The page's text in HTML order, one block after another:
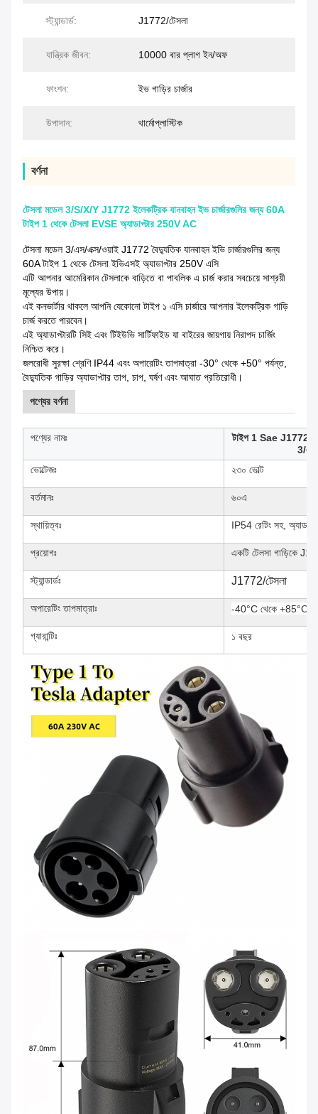
স্ট্যান্ডার্ড: J1772/টেসলা
যান্ত্রিক জীবন: 10000 বার প্লাগ ইন/অফ
ফাংশন: ইভ গাড়ির চার্জার
উপাদান: থার্মোপ্লাস্টিক
বর্ণনা
টেসলা মডেল 3/S/X/Y J1772 ইলেকট্রিক যানবাহন ইভ চার্জারগুলির জন্য 60A
টাইপ 1 থেকে টেসলা EVSE অ্যাডাপ্টার 250V AC
টেসলা মডেল 3/এস/এক্স/ওয়াই J1772 বৈদ্যুতিক যানবাহন ইভি চার্জারগুলির জন্য
60A টাইপ 1 থেকে টেসলা ইভিএসই অ্যাডাপ্টার 250V এসি
এটি আপনার আমেরিকান টেসলাকে বাড়িতে বা পাবলিক এ চার্জ করার সবচেয়ে সাশ্রয়ী
মূল্যের উপায়।
এই কনভার্টার থাকলে আপনি যেকোনো টাইপ ১ এসি চার্জারে আপনার ইলেকট্রিক গাড়ি
চার্জ করতে পারবেন।
এই অ্যাডাপ্টারটি সিই এবং টিইউভি সার্টিফাইড যা বাইরের জায়গায় নিরাপদ চার্জিং
নিশ্চিত করে।
জলরোধী সুরক্ষা শ্রেণি IP44 এবং অপারেটিং তাপমাত্রা -30° থেকে +50° পর্যন্ত,
বৈদ্যুতিক গাড়ির অ্যাডাপ্টার তাপ, চাপ, ঘর্ষণ এবং আঘাত প্রতিরোধী।
পণ্যের বর্ণনা
পণ্যের নামঃ
টাইপ 1 Sae J1772
3/এস/
ভোল্টেজঃ
২৩০ ভোল্ট
বর্তমানঃ ৬০এ
স্থায়িত্বঃ IP54 রেটিং সহ,
প্রয়োগঃ একটি টেলসা গাড়িকে
স্ট্যান্ডার্ডঃ J1772/টেসলা
অপারেটিং তাপমাত্রাঃ -40°C থেকে +85°C
গ্যারান্টিঃ ১ বছর